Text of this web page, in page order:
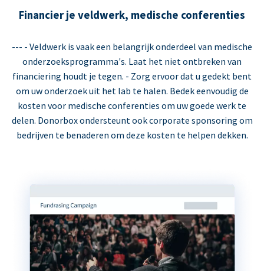
Financier je veldwerk, medische conferenties
--- - Veldwerk is vaak een belangrijk onderdeel van medische
onderzoeksprogramma's. Laat het niet ontbreken van
financiering houdt je tegen. - Zorg ervoor dat u gedekt bent
om uw onderzoek uit het lab te halen. Bedek eenvoudig de
kosten voor medische conferenties om uw goede werk te
delen. Donorbox ondersteunt ook corporate sponsoring om
bedrijven te benaderen om deze kosten te helpen dekken.